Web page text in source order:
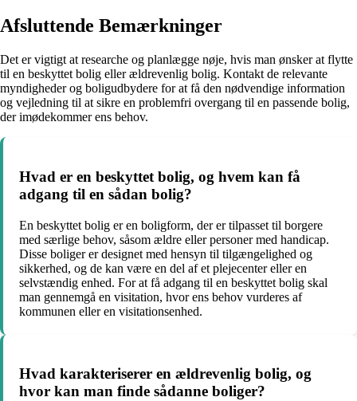
Afsluttende Bemærkninger
Det er vigtigt at researche og planlægge nøje, hvis man ønsker at flytte
til en beskyttet bolig eller ældrevenlig bolig. Kontakt de relevante
myndigheder og boligudbydere for at få den nødvendige information
og vejledning til at sikre en problemfri overgang til en passende bolig,
der imødekommer ens behov.
Hvad er en beskyttet bolig, og hvem kan få
adgang til en sådan bolig?
En beskyttet bolig er en boligform, der er tilpasset til borgere
med særlige behov, såsom ældre eller personer med handicap.
Disse boliger er designet med hensyn til tilgængelighed og
sikkerhed, og de kan være en del af et plejecenter eller en
selvstændig enhed. For at få adgang til en beskyttet bolig skal
man gennemgå en visitation, hvor ens behov vurderes af
kommunen eller en visitationsenhed.
Hvad karakteriserer en ældrevenlig bolig, og
hvor kan man finde sådanne boliger?